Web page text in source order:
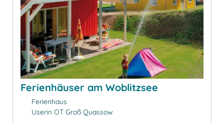
Ferienhäuser am Woblitzsee
Ferienhaus
Userin OT Groß Quassow